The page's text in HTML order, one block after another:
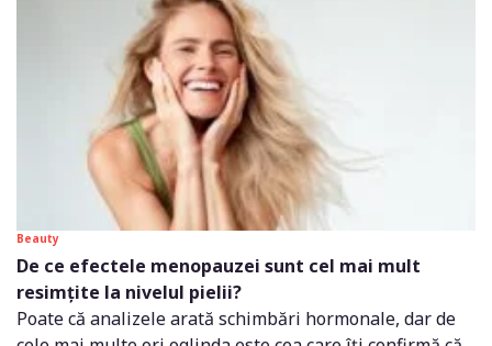
Beauty
De ce efectele menopauzei sunt cel mai mult
resimțite la nivelul pielii?
Poate că analizele arată schimbări hormonale, dar de